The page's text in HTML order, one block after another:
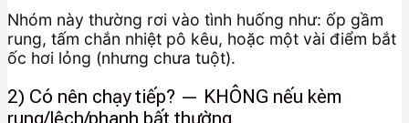
Nhóm này thường rơi vào tình huống như: ốp gầm
rung, tấm chắn nhiệt pô kêu, hoặc một vài điểm bắt
ốc hơi lỏng (nhưng chưa tuột).
2) Có nên chạy tiếp? — KHÔNG nếu kèm